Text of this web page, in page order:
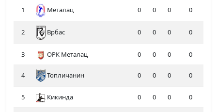
1 Металац 0 0 0 0
2 Врбас 0 0 0 0
3 ОРК Металац 0 0 0 0
4 Топличанин 0 0 0 0
5 Кикинда 0 0 0 0